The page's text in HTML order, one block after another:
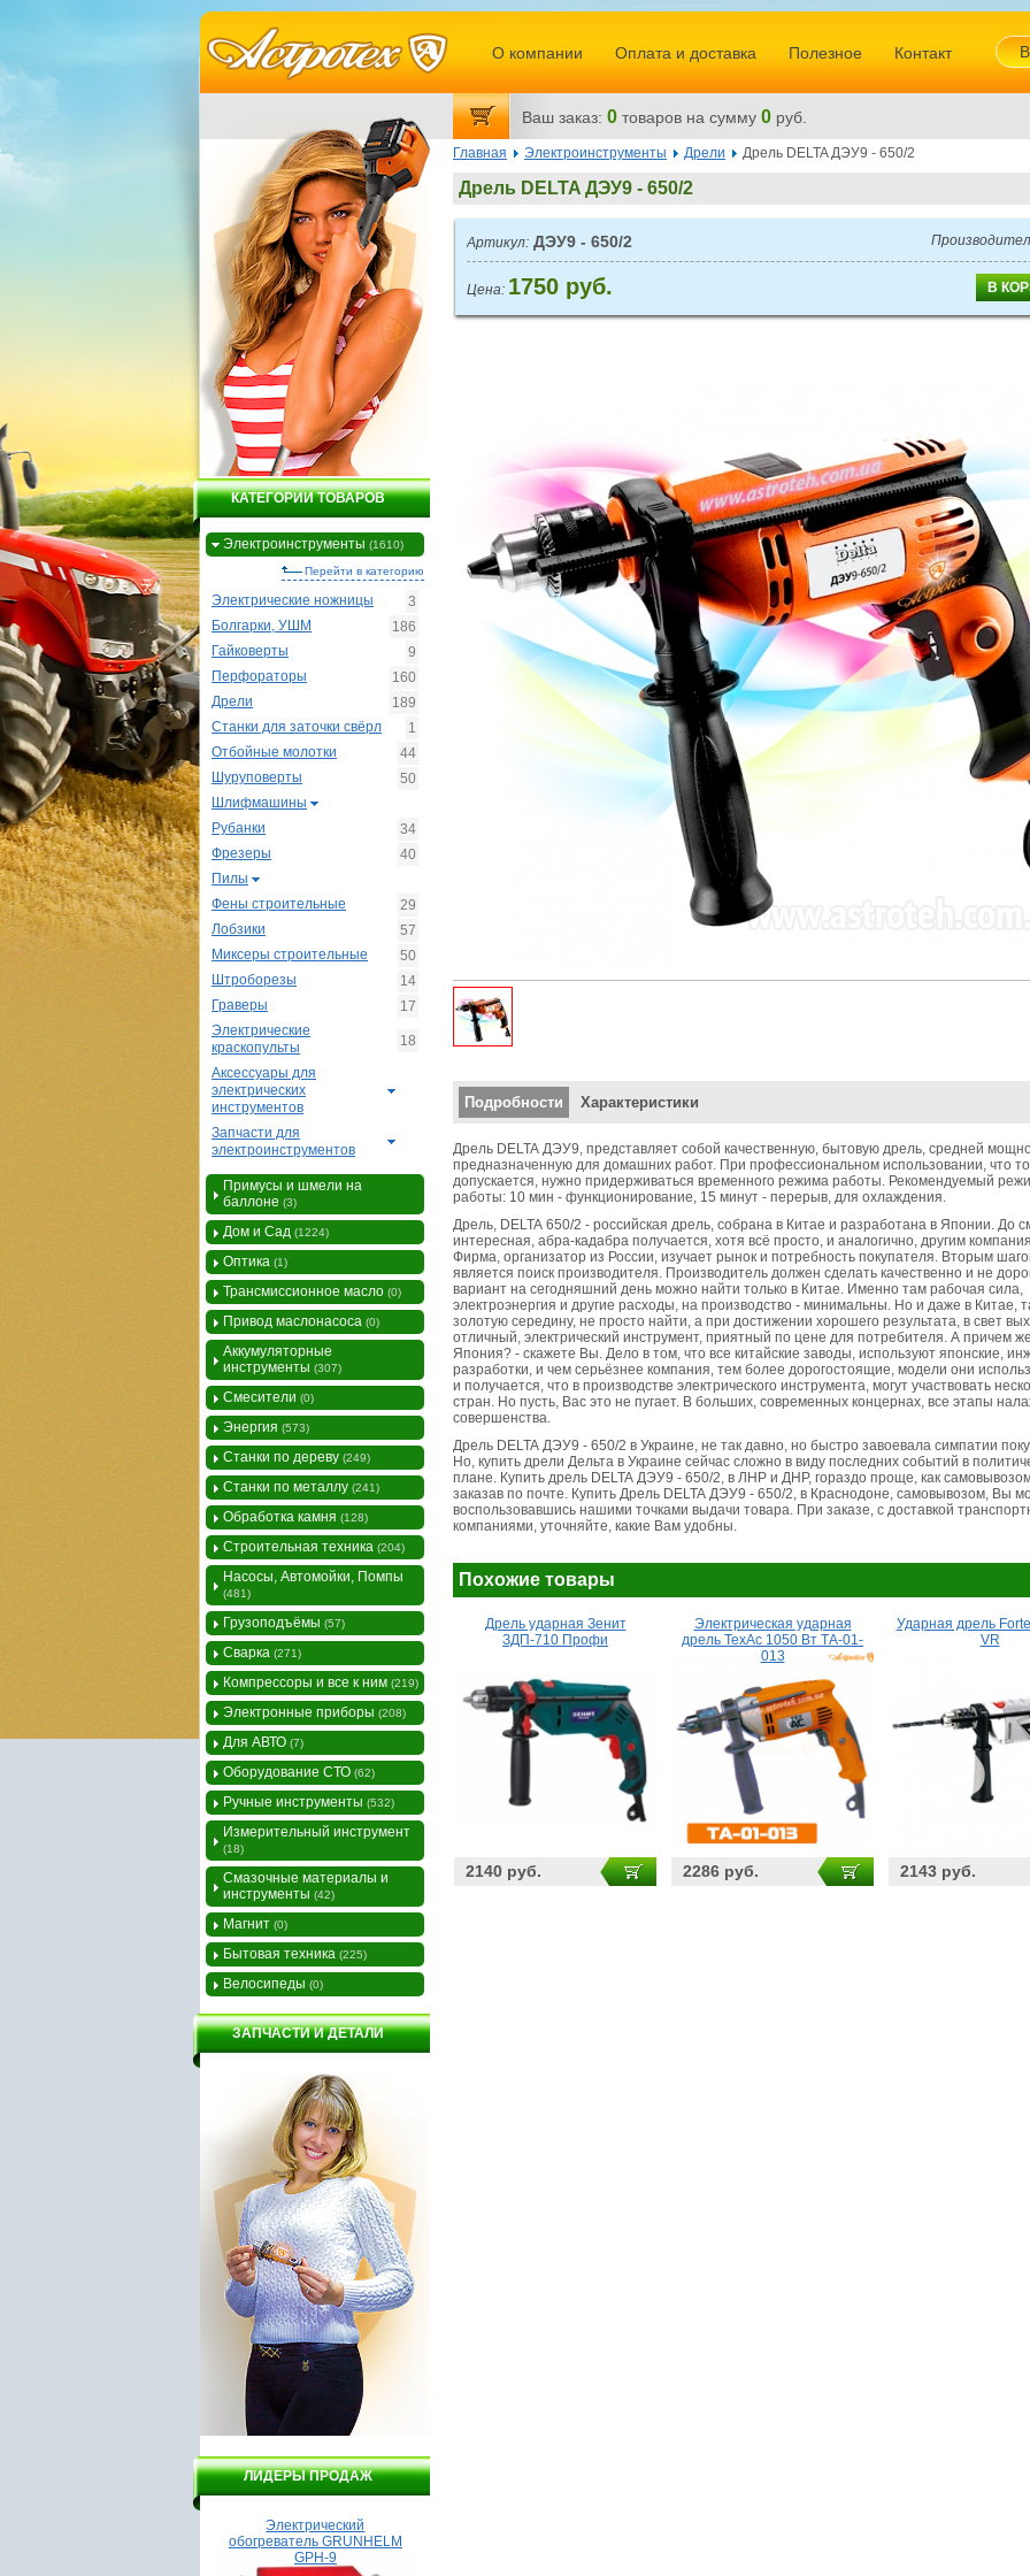
Главная Электроинструменты Дрели Дрель DELTA ДЭУ9 - 650/2
Дрель DELTA ДЭУ9 - 650/2
Артикул: ДЭУ9 - 650/2
Цена: 1750 руб.
Вертикальные вкладки
Подробности Характеристики
Дрель DELTA ДЭУ9, представляет собой качественную, бытовую дрель, средней
предназначенную для домашних работ. При профессиональном использовании, что
допускается, нужно придерживаться временного режима работы. Рекомендуемый
работы: 10 мин - функционирование, 15 минут - перерыв, для охлаждения.
Дрель, DELTA 650/2 - российская дрель, собрана в Китае и разработана в Японии. До
интересная, абра-кадабра получается, хотя всё просто, и аналогично, другим
Фирма, организатор из России, изучает рынок и потребность покупателя. Вторым
является поиск производителя. Производитель должен сделать качественно и не
вариант на сегодняшний день можно найти только в Китае. Именно там рабочая сила,
электроэнергия и другие расходы, на производство - минимальны. Но и даже в Китае,
золотую середину, не просто найти, а при достижении хорошего результата, в свет
отличный, электрический инструмент, приятный по цене для потребителя. А причем
Япония? - скажете Вы. Дело в том, что все китайские заводы, используют японские,
разработки, и чем серьёзнее компания, тем более дорогостоящие, модели они
и получается, что в производстве электрического инструмента, могут участвовать
стран. Но пусть, Вас это не пугает. В больших, современных концернах, все этапы
совершенства.
Дрель DELTA ДЭУ9 - 650/2 в Украине, не так давно, но быстро завоевала симпатии
Но, купить дрели Дельта в Украине сейчас сложно в виду последних событий в
плане. Купить дрель DELTA ДЭУ9 - 650/2, в ЛНР и ДНР, гораздо проще, как
заказав по почте. Купить Дрель DELTA ДЭУ9 - 650/2, в Краснодоне, самовывозом, Вы
воспользовавшись нашими точками выдачи товара. При заказе, с доставкой
компаниями, уточняйте, какие Вам удобны.
Похожие товары
Дрель ударная Зенит
ЗДП-710 Профи
2140 руб.
Электрическая ударная
дрель ТехАс 1050 Вт ТА-01-
013
2286 руб.
Ударная дрель
VR
2143 руб.
КАТЕГОРИИ ТОВАРОВ
Электроинструменты (1610)
Перейти в категорию
Электрические ножницы
3
Болгарки, УШМ
186
Гайковерты
9
Перфораторы
160
Дрели
189
Станки для заточки свёрл
1
Отбойные молотки
44
Шуруповерты
50
Шлифмашины
Рубанки
34
Фрезеры
40
Пилы
Фены строительные
29
Лобзики
57
Миксеры строительные
50
Штроборезы
14
Граверы
17
Электрические
краскопульты
18
Аксессуары для
электрических
инструментов
Запчасти для
электроинструментов
Примусы и шмели на
баллоне (3)
Дом и Сад (1224)
Оптика (1)
Трансмиссионное масло (0)
Привод маслонасоса (0)
Аккумуляторные
инструменты (307)
Смесители (0)
Энергия (573)
Станки по дереву (249)
Станки по металлу (241)
Обработка камня (128)
Строительная техника (204)
Насосы, Автомойки, Помпы
(481)
Грузоподъёмы (57)
Сварка (271)
Компрессоры и все к ним (219)
Электронные приборы (208)
Для АВТО (7)
Оборудование СТО (62)
Ручные инструменты (532)
Измерительный инструмент
(18)
Смазочные материалы и
инструменты (42)
Магнит (0)
Бытовая техника (225)
Велосипеды (0)
ЗАПЧАСТИ И ДЕТАЛИ
ЛИДЕРЫ ПРОДАЖ
Электрический
обогреватель GRUNHELM
GPH-9
О компании Оплата и доставка Полезное Контакт
Ваш заказ: 0 товаров на сумму 0 руб.